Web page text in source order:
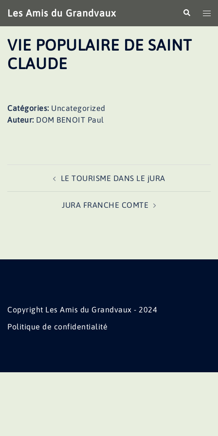
au
contenu
Les Amis du Grandvaux
le
VIE POPULAIRE DE SAINT
CLAUDE
Catégories: Uncategorized
Auteur: DOM BENOIT Paul
LE TOURISME DANS LE jURA
JURA FRANCHE COMTE
Copyright Les Amis du Grandvaux - 2024
Politique de confidentialité